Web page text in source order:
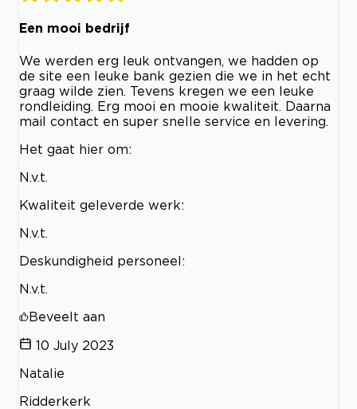
Een mooi bedrijf
We werden erg leuk ontvangen, we hadden op
de site een leuke bank gezien die we in het echt
graag wilde zien. Tevens kregen we een leuke
rondleiding. Erg mooi en mooie kwaliteit. Daarna
mail contact en super snelle service en levering.
Het gaat hier om:
N.v.t.
Kwaliteit geleverde werk:
N.v.t.
Deskundigheid personeel:
N.v.t.
Beveelt aan
10 July 2023
Natalie
Ridderkerk